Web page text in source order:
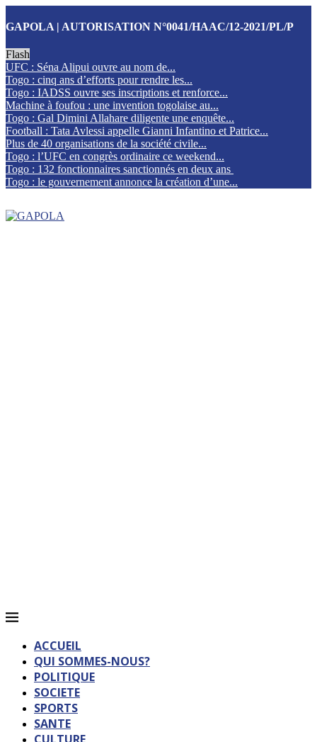
GAPOLA | AUTORISATION N°0041/HAAC/12-2021/PL/P
Flash
UFC : Séna Alipui ouvre au nom de...
Togo : cinq ans d’efforts pour rendre les...
Togo : IADSS ouvre ses inscriptions et renforce...
Machine à foufou : une invention togolaise au...
Togo : Gal Dimini Allahare diligente une enquête...
Football : Tata Avlessi appelle Gianni Infantino et Patrice...
Plus de 40 organisations de la société civile...
Togo : l’UFC en congrès ordinaire ce weekend...
Togo : 132 fonctionnaires sanctionnés en deux ans
Togo : le gouvernement annonce la création d’une...
ACCUEIL
QUI SOMMES-NOUS?
POLITIQUE
SOCIETE
SPORTS
SANTE